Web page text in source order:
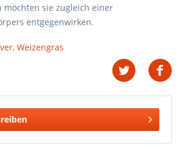
möchten sie zugleich einer
entgegenwirken.
, Weizengras